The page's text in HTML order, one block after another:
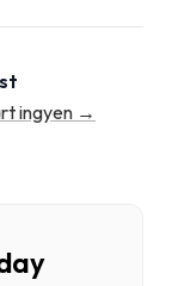
ingyen →